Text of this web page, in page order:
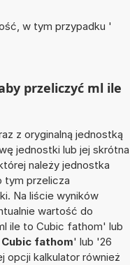
w tym przypadku '
przeliczyć ml ile
z oryginalną jednostką
jednostki lub jej skrótna
należy jednostka
tym przelicza
Na liście wyników
wartość do
ile to Cubic fathom' lub
Cubic fathom' lub '26
opcji kalkulator również